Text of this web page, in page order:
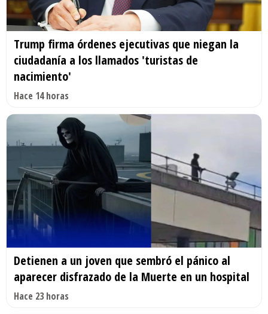
Trump firma órdenes ejecutivas que niegan la
ciudadanía a los llamados 'turistas de
nacimiento'
Hace 14 horas
Detienen a un joven que sembró el pánico al
aparecer disfrazado de la Muerte en un hospital
Hace 23 horas